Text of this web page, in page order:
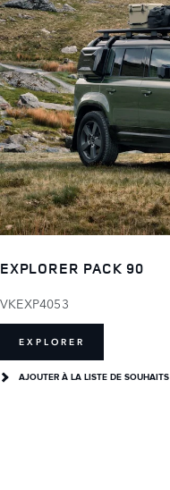
EXPLORER PACK 90
VKEXP4053
EXPLORER
AJOUTER À LA LISTE DE SOUHAITS